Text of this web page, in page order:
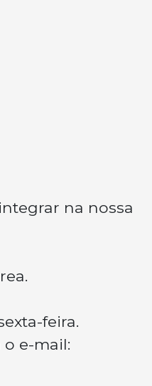
na nossa
feira.
e-mail: